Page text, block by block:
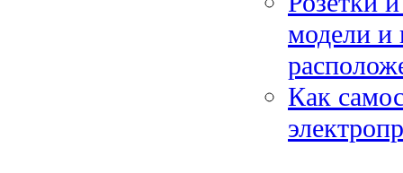
модели и
Как